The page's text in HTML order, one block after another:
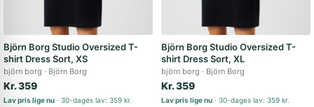
Björn Borg Studio Oversized T-
shirt Dress Sort, XS
björn borg Björn Borg
Kr. 359
Lav pris lige nu 30-dages lav: 359 kr.
Björn Borg Studio Oversized T-
shirt Dress Sort, XL
björn borg Björn Borg
Kr. 359
Lav pris lige nu 30-dages lav: 359 kr.